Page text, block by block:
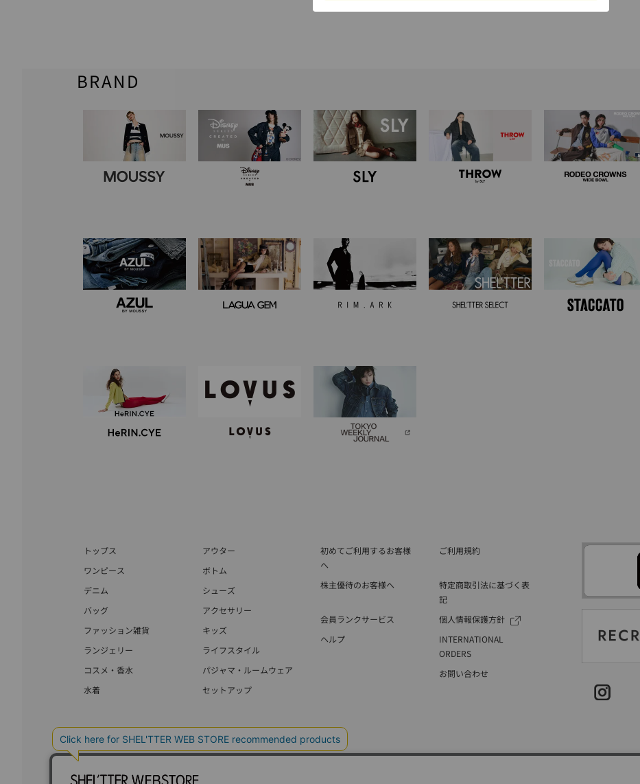
BRAND
トップス
アウター
ワンピース
ボトム
デニム
シューズ
バッグ
アクセサリー
ファッション雑貨
キッズ
ランジェリー
ライフスタイル
コスメ・香水
パジャマ・ルームウェア
水着
セットアップ
初めてご利用するお客様
へ
ご利用規約
株主優待のお客様へ
特定商取引法に基づく表
記
会員ランクサービス
個人情報保護方針
ヘルプ
INTERNATIONAL
ORDERS
お問い合わせ